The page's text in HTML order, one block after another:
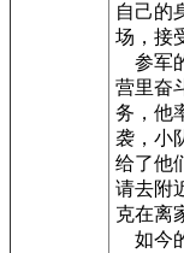
自己的
场，接
参军
营里奋
务，他
袭，小
给了他
请去附
克在离
如今